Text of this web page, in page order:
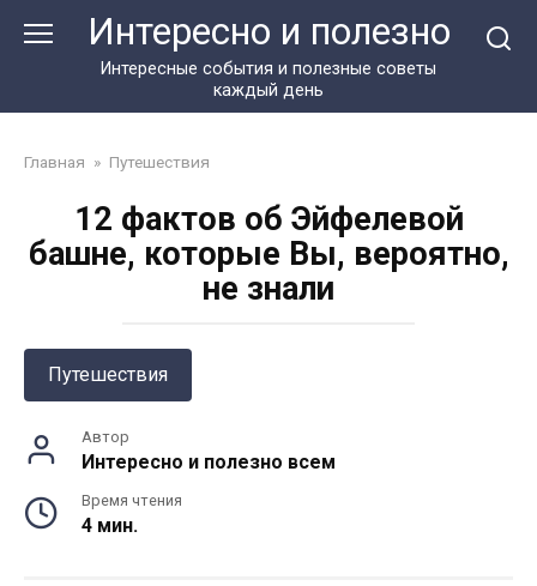
Интересно и полезно
Интересные события и полезные советы
каждый день
Главная » Путешествия
12 фактов об Эйфелевой
башне, которые Вы, вероятно,
не знали
Путешествия
Автор
Интересно и полезно всем
Время чтения
4 мин.